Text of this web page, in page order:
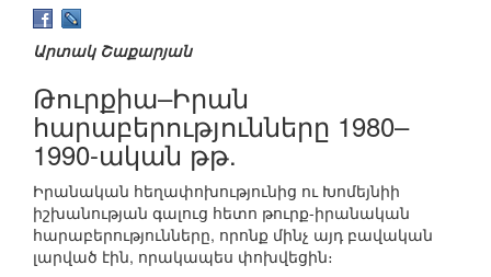
Արտակ Շաքարյան
Թուրքիա–Իրան
հարաբերությունները 1980–
1990-ական թթ.
Իրանական հեղափոխությունից ու Խոմեյնիի
իշխանության գալուց հետո թուրք-իրանական
հարաբերությունները, որոնք մինչ այդ բավական
լարված էին, որակապես փոխվեցին։